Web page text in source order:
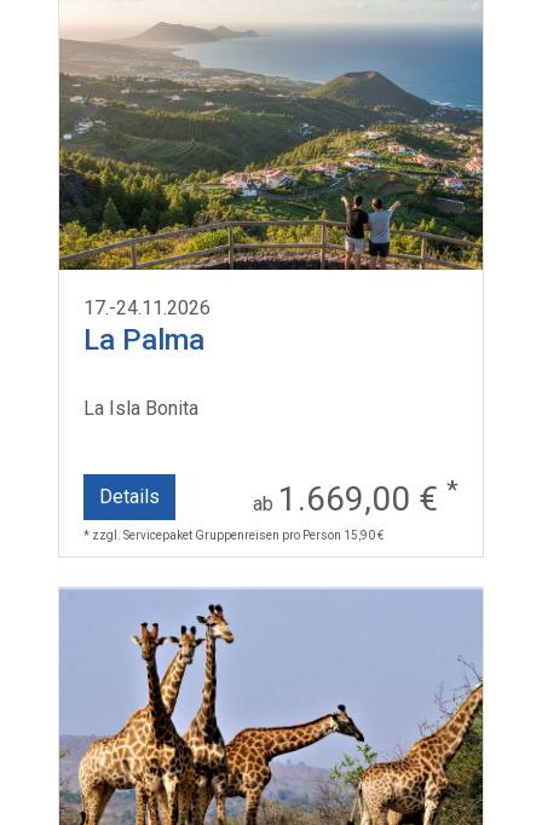
17.-24.11.2026
La Palma
La Isla Bonita
Details ab 1.669,00 € *
* zzgl. Servicepaket Gruppenreisen pro Person 15,90 €